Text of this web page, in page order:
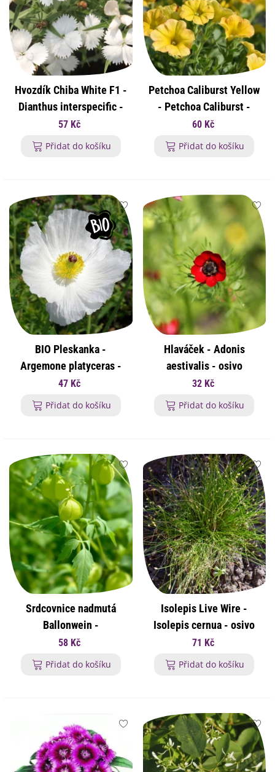
Hvozdík Chiba White F1 -
Dianthus interspecific -
osivo hvozdíku - 18 ks
57 Kč
Přidat do košíku
Petchoa Caliburst Yellow
- Petchoa Caliburst -
osivo petchoa - 8 ks
60 Kč
Přidat do košíku
BIO Pleskanka -
Argemone platyceras -
bio osivo pleskanky - 50
47 Kč
Přidat do košíku
Hlaváček - Adonis
aestivalis - osivo
hlaváčku - 80 ks
32 Kč
Přidat do košíku
Srdcovnice nadmutá
Ballonwein -
Cardiospermum
halicacabum - osivo
srdcovnice - 15 ks
58 Kč
Přidat do košíku
Isolepis Live Wire -
Isolepis cernua - osivo
okrasných trav - 10 ks
71 Kč
Přidat do košíku